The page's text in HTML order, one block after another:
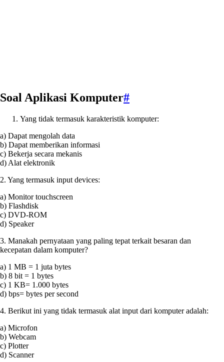
Soal Aplikasi Komputer#
Yang tidak termasuk karakteristik komputer:
a) Dapat mengolah data
b) Dapat memberikan informasi
c) Bekerja secara mekanis
d) Alat elektronik
2. Yang termasuk input devices:
a) Monitor touchscreen
b) Flashdisk
c) DVD-ROM
d) Speaker
3. Manakah pernyataan yang paling tepat terkait besaran dan
kecepatan dalam komputer?
a) 1 MB = 1 juta bytes
b) 8 bit = 1 bytes
c) 1 KB= 1.000 bytes
d) bps= bytes per second
4. Berikut ini yang tidak termasuk alat input dari komputer adalah:
a) Microfon
b) Webcam
c) Plotter
d) Scanner